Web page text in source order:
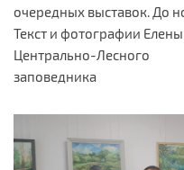
очередных выставок. До
Текст и фотографии
Центрально-Лесного
заповедника